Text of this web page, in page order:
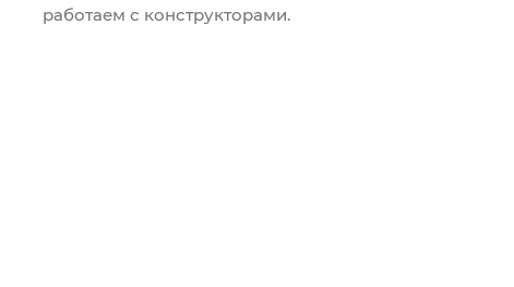
работаем с конструкторами.